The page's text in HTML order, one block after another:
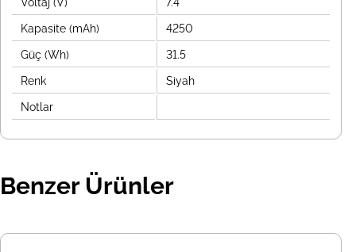
Kapasite (mAh) 4250
Güç (Wh) 31.5
Renk Siyah
Notlar
Benzer Ürünler